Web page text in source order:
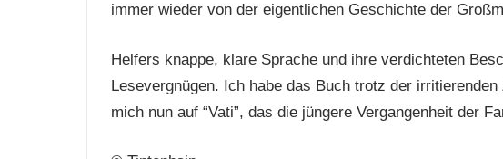
immer wieder von der eigentlichen Geschichte der
Helfers knappe, klare Sprache und ihre verdichteten
Lesevergnügen. Ich habe das Buch trotz der
mich nun auf “Vati”, das die jüngere Vergangenheit der